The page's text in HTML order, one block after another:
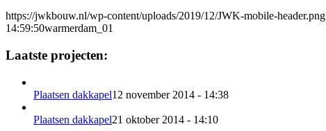
https://jwkbouw.nl/wp-content/uploads/2019/12/JWK-mobile-header.png
14:59:50warmerdam_01
Laatste projecten:
Plaatsen dakkapel12 november 2014 - 14:38
Plaatsen dakkapel21 oktober 2014 - 14:10